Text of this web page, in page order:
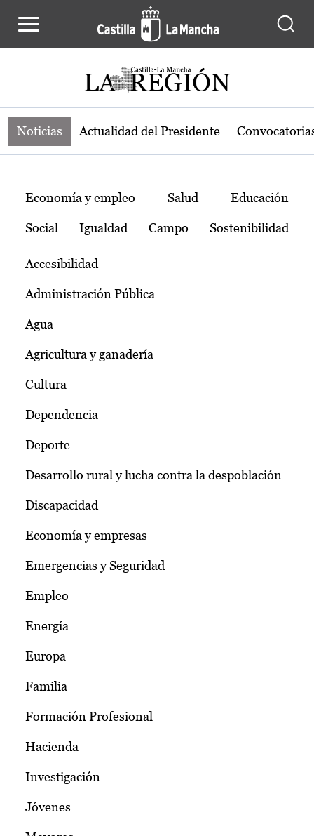
Noticias de la región de Castilla-La
Noticias Actualidad del Presidente
Temas
Economía y empleo Salud Educación
Social Igualdad Campo Sostenibilidad
Accesibilidad
Administración Pública
Agua
Agricultura y ganadería
Cultura
Dependencia
Deporte
Desarrollo rural y lucha contra la despoblación
Discapacidad
Economía y empresas
Emergencias y Seguridad
Empleo
Energía
Europa
Familia
Formación Profesional
Hacienda
Investigación
Jóvenes